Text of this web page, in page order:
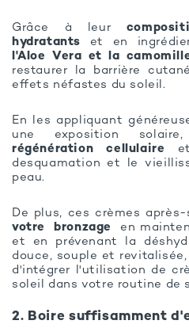
Grâce à leur
hydratants et en
l'Aloe Vera et la
restaurer la barrière
effets néfastes du soleil.
En les appliquant
une exposition
régénération cellulaire et
desquamation et le
peau.
De plus, ces crèmes
votre
bronzage
en
et en prévenant la
douce, souple et
d'intégrer l'utilisation de
soleil dans votre routine de
2. Boire suffisamment